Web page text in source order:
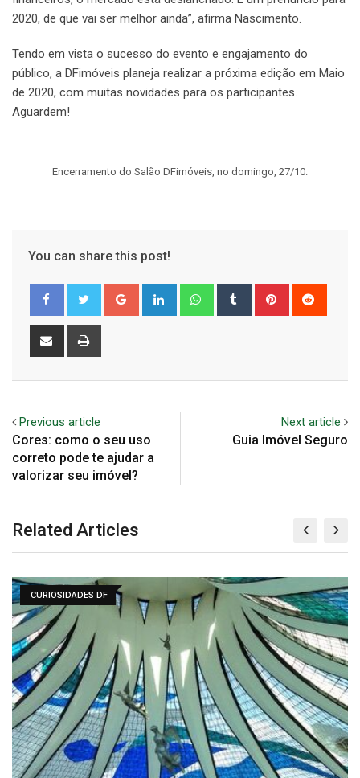
2020, de que vai ser melhor ainda”, afirma Nascimento.
Tendo em vista o sucesso do evento e engajamento do
público, a DFimóveis planeja realizar a próxima edição em Maio
de 2020, com muitas novidades para os participantes.
Aguardem!
Encerramento do Salão DFimóveis, no domingo, 27/10.
You can share this post!
Google+ LinkedIn WhatsappTumblr Pinterest
Share
Previous article
Cores: como o seu uso
correto pode te ajudar a
valorizar seu imóvel?
Next article
Guia Imóvel Seguro
Related Articles
CURIOSIDADES DF